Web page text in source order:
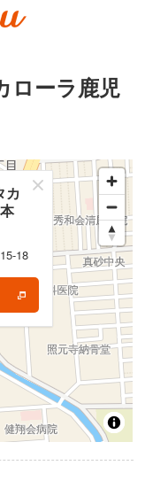
ローラ鹿児
カ
18
カ
18